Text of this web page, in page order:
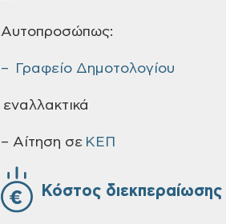
Αυτοπροσώπως:
– Γραφείο Δημοτολογίου
εναλλακτικά
– Αίτηση σε ΚΕΠ
Κόστος διεκπεραίωσης